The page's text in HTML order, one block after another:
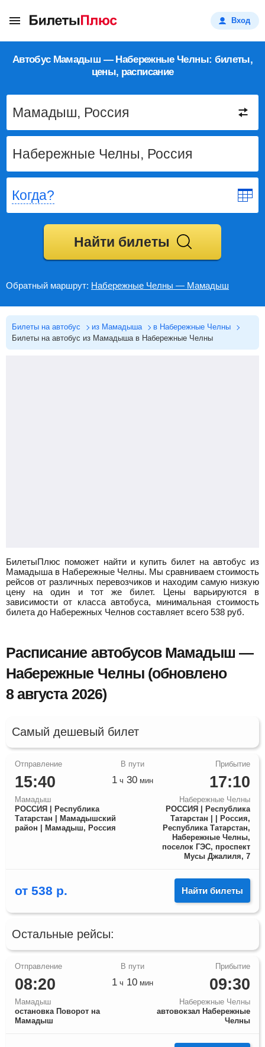
Вход
Автобус Мамадыш — Набережные Челны: билеты,
цены, расписание
Когда?
Найти билеты
Обратный маршрут: Набережные Челны — Мамадыш
Билеты на автобус из Мамадыша
в Набережные Челны
Билеты на автобус из Мамадыша в Набережные Челны
БилетыПлюс поможет найти и купить билет на автобус из
Мамадыша в Набережные Челны. Мы сравниваем стоимость
рейсов от различных перевозчиков и находим самую низкую
цену на один и тот же билет. Цены варьируются в
зависимости от класса автобуса, минимальная стоимость
билета до Набережных Челнов составляет всего 538 руб.
Расписание автобусов Мамадыш —
Набережные Челны (обновлено
8 августа 2026)
Самый дешевый билет
15:40
Мамадыш
РОССИЯ | Республика
Татарстан | Мамадышский
район | Мамадыш, Россия
17:10
Набережные Челны
РОССИЯ | Республика
Татарстан | | Россия,
Республика Татарстан,
Набережные Челны,
поселок ГЭС, проспект
Мусы Джалиля, 7
1 ч 30 мин
от 538 р. Найти билеты
Остальные рейсы:
08:20
Мамадыш
остановка Поворот на
Мамадыш
09:30
Набережные Челны
автовокзал Набережные
Челны
1 ч 10 мин